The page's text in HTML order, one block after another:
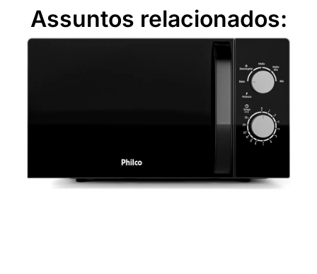
Assuntos relacionados: